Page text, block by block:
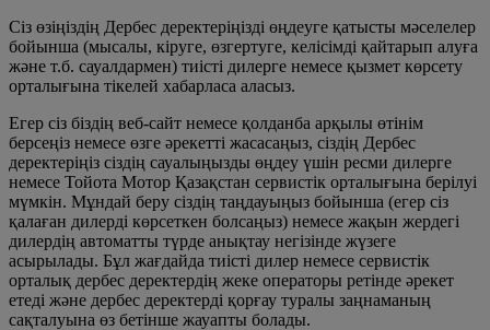
Сіз өзіңіздің Дербес деректеріңізді өңдеуге қатысты мәселелер
бойынша (мысалы, кіруге, өзгертуге, келісімді қайтарып алуға
және т.б. сауалдармен) тиісті дилерге немесе қызмет көрсету
орталығына тікелей хабарласа аласыз.
Егер сіз біздің веб-сайт немесе қолданба арқылы өтінім
берсеңіз немесе өзге әрекетті жасасаңыз, сіздің Дербес
деректеріңіз сіздің сауалыңызды өңдеу үшін ресми дилерге
немесе Тойота Мотор Қазақстан сервистік орталығына берілуі
мүмкін. Мұндай беру сіздің таңдауыңыз бойынша (егер сіз
қалаған дилерді көрсеткен болсаңыз) немесе жақын жердегі
дилердің автоматты түрде анықтау негізінде жүзеге
асырылады. Бұл жағдайда тиісті дилер немесе сервистік
орталық дербес деректердің жеке операторы ретінде әрекет
етеді және дербес деректерді қорғау туралы заңнаманың
сақталуына өз бетінше жауапты болады.